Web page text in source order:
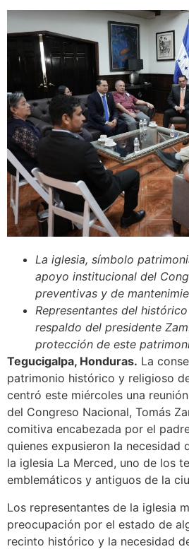
La iglesia, símbolo
apoyo institucional del
preventivas y de
Representantes del
respaldo del presidente
protección de este
Tegucigalpa, Honduras. La
patrimonio histórico y religioso
centró este miércoles una
del Congreso Nacional, Tomás
comitiva encabezada por el
quienes expusieron la necesidad
la iglesia La Merced, uno de los
emblemáticos y antiguos de la
Los representantes de la iglesia
preocupación por el estado de
recinto histórico y la necesidad